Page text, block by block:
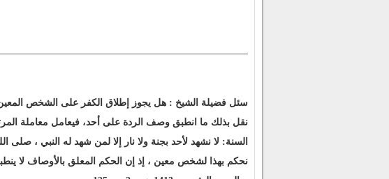
سئل فضيلة الشيخ ‏:‏ هل يجوز إطلاق الكفر على الشخص المعين
نقل بذلك ما انطبق وصف الردة على أحد، فيعامل معاملة
السنة‏:‏ لا نشهد لأحد بجنة ولا نار إلا لمن شهد له النبي ،
نحكم بهذا لشخص معين ، إذ إن الحكم المعلق بالأوصاف لا